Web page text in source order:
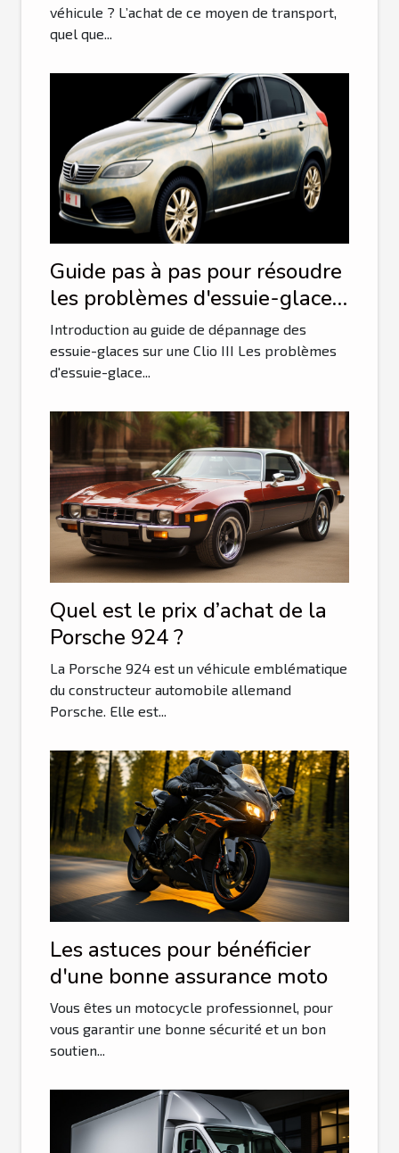
véhicule ? L’achat de ce moyen de transport,
quel que...
Guide pas à pas pour résoudre
les problèmes d'essuie-glace
sur une Clio III
Introduction au guide de dépannage des
essuie-glaces sur une Clio III Les problèmes
d'essuie-glace...
Quel est le prix d’achat de la
Porsche 924 ?
La Porsche 924 est un véhicule emblématique
du constructeur automobile allemand
Porsche. Elle est...
Les astuces pour bénéficier
d'une bonne assurance moto
Vous êtes un motocycle professionnel, pour
vous garantir une bonne sécurité et un bon
soutien...